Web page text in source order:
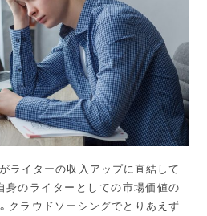
ライターの収入アップに直結して
身のライターとしての市場価値の
クラウドソーシングでとりあえず